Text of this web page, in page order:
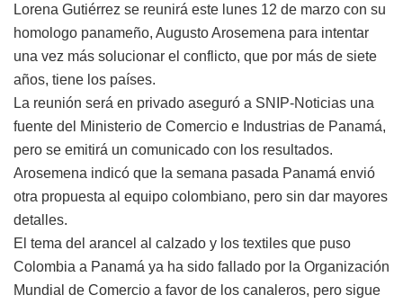
Lorena Gutiérrez se reunirá este lunes 12 de marzo con su
homologo panameño, Augusto Arosemena para intentar
una vez más solucionar el conflicto, que por más de siete
años, tiene los países.
La reunión será en privado aseguró a SNIP-Noticias una
fuente del Ministerio de Comercio e Industrias de Panamá,
pero se emitirá un comunicado con los resultados.
Arosemena indicó que la semana pasada Panamá envió
otra propuesta al equipo colombiano, pero sin dar mayores
detalles.
El tema del arancel al calzado y los textiles que puso
Colombia a Panamá ya ha sido fallado por la Organización
Mundial de Comercio a favor de los canaleros, pero sigue